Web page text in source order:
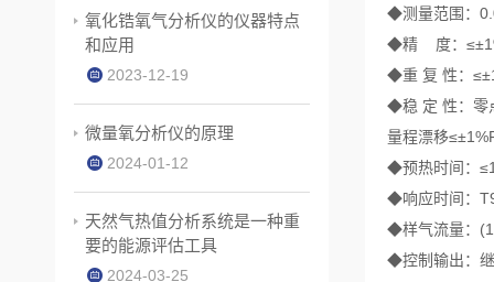
◆测量范围：
◆精 度：
◆重 复 性：
◆稳 定 性：零
量程漂移
◆预热时间：
◆响应时间：
◆样气流量：
◆控制输出：
氧化锆氧气分析仪的仪器特点
和应用
2023-12-19
微量氧分析仪的原理
2024-01-12
天然气热值分析系统是一种重
要的能源评估工具
2024-03-25